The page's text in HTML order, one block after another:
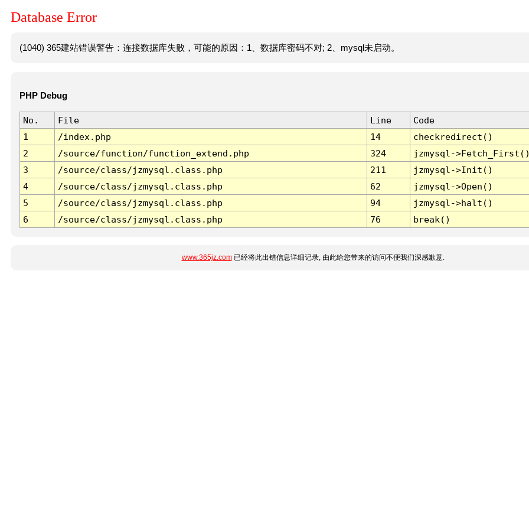
Database Error
(1040) 365建站错误警告：连接数据库失败，可能的原因：1、数据库密码不对; 2、mysql未启动。
PHP Debug
No. File Line
Code
1
/index.php 14
checkredirect()
2
/source/function/function_extend.php 324
jzmysql-
3
/source/class/jzmysql.class.php 211
jzmysql->Init()
4
/source/class/jzmysql.class.php 62
jzmysql->Open()
5
/source/class/jzmysql.class.php 94
jzmysql->halt()
6
/source/class/jzmysql.class.php 76 break()
www.365jz.com已经将此出错信息详细记录, 由此给您带来的访问不便我们深感歉意.